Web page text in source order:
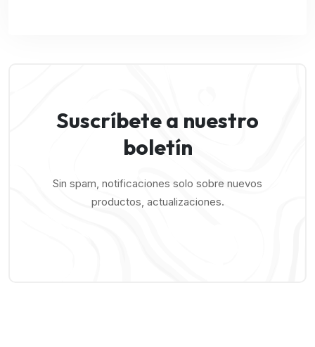
Suscríbete a nuestro
boletín
Sin spam, notificaciones solo sobre nuevos
productos, actualizaciones.